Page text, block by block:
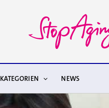
KATEGORIEN NEWS